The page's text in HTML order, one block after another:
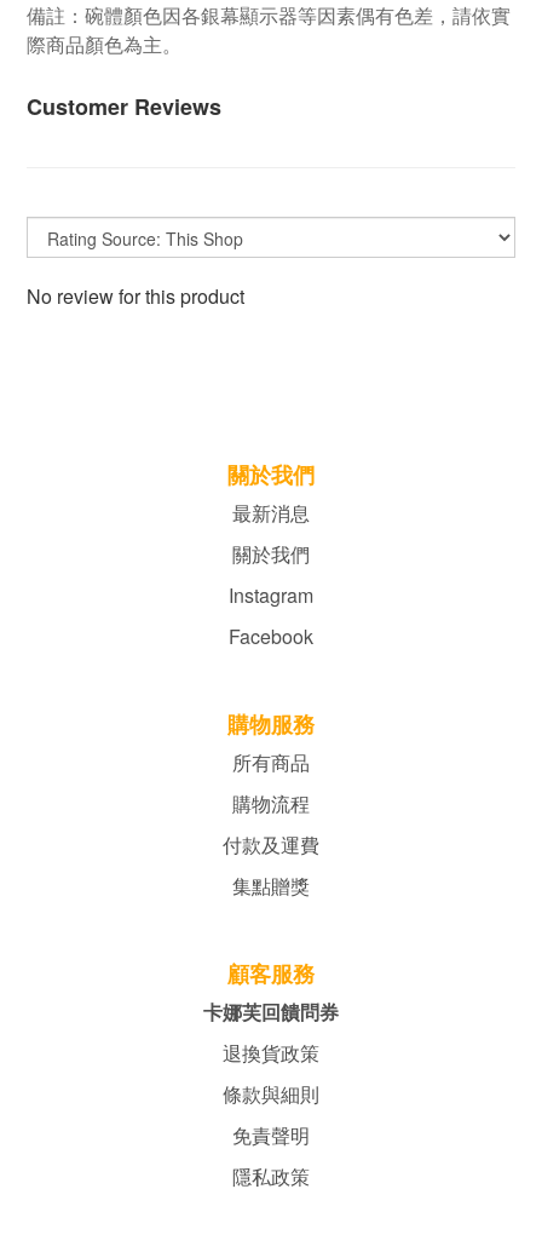
備註：碗體顏色因各銀幕顯示器等因素偶有色差，請依實
際商品顏色為主。
Customer Reviews
No review for this product
關於我們
最新消息
關於我們
Instagram
Facebook
購物服務
所有商品
購物流程
付款及運費
集點贈獎
顧客服務
卡娜芙回饋問券
退換貨政策
條款與細則
免責聲明
隱私政策